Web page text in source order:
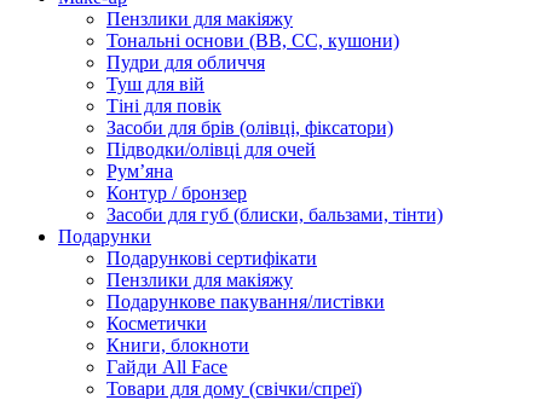
Пензлики для макіяжу
Тональні основи (BB, CC, кушони)
Пудри для обличчя
Туш для вій
Тіні для повік
Засоби для брів (олівці, фіксатори)
Підводки/олівці для очей
Румʼяна
Контур / бронзер
Засоби для губ (блиски, бальзами, тінти)
Подарунки
Подарункові сертифікати
Пензлики для макіяжу
Подарункове пакування/листівки
Косметички
Книги, блокноти
Гайди All Face
Товари для дому (свічки/спреї)